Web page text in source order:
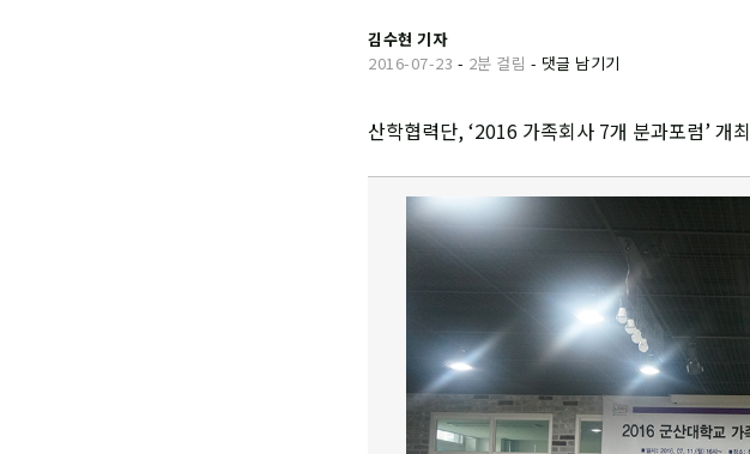
김수현 기자
2016-07-23 - 2분 걸림 - 댓글 남기기
산학협력단, ‘2016 가족회사 7개 분과포럼’ 개최